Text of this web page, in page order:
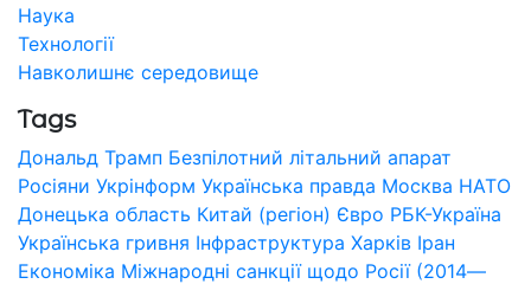
Наука
Технології
Навколишнє середовище
Tags
Дональд Трамп Безпілотний літальний апарат
Росіяни Укрінформ Українська правда Москва НАТО
Донецька область Китай (регіон) Євро РБК-Україна
Українська гривня Інфраструктура Харків Іран
Економіка Міжнародні санкції щодо Росії (2014—